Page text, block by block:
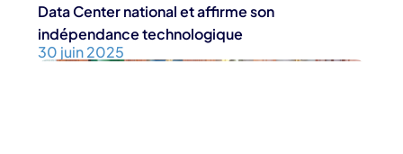
Data Center national et affirme son
indépendance technologique
30 juin 2025